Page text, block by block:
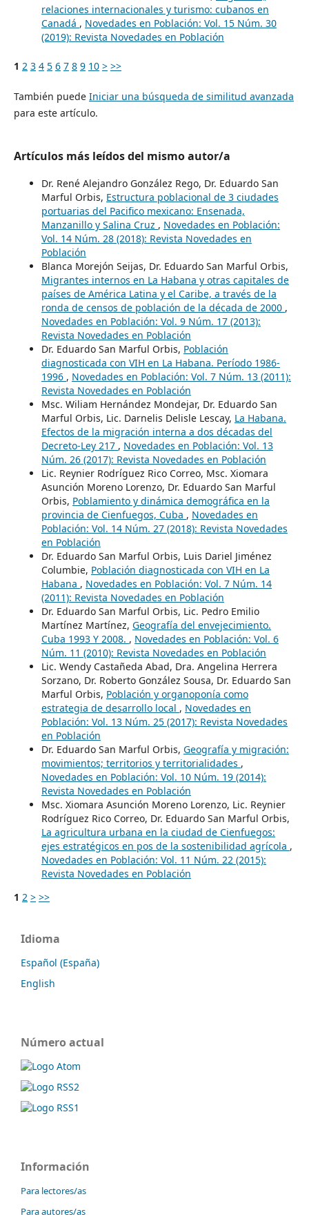
relaciones internacionales y turismo: cubanos en
Canadá , Novedades en Población: Vol. 15 Núm. 30
(2019): Revista Novedades en Población
1 2 3 4 5 6 7 8 9 10 > >>
También puede Iniciar una búsqueda de similitud avanzada
para este artículo.
Artículos más leídos del mismo autor/a
Dr. René Alejandro González Rego, Dr. Eduardo San
Marful Orbis, Estructura poblacional de 3 ciudades
portuarias del Pacifico mexicano: Ensenada,
Manzanillo y Salina Cruz , Novedades en Población:
Vol. 14 Núm. 28 (2018): Revista Novedades en
Población
Blanca Morejón Seijas, Dr. Eduardo San Marful Orbis,
Migrantes internos en La Habana y otras capitales de
países de América Latina y el Caribe, a través de la
ronda de censos de población de la década de 2000 ,
Novedades en Población: Vol. 9 Núm. 17 (2013):
Revista Novedades en Población
Dr. Eduardo San Marful Orbis, Población
diagnosticada con VIH en La Habana. Período 1986-
1996 , Novedades en Población: Vol. 7 Núm. 13 (2011):
Revista Novedades en Población
Msc. Wiliam Hernández Mondejar, Dr. Eduardo San
Marful Orbis, Lic. Darnelis Delisle Lescay, La Habana.
Efectos de la migración interna a dos décadas del
Decreto-Ley 217 , Novedades en Población: Vol. 13
Núm. 26 (2017): Revista Novedades en Población
Lic. Reynier Rodríguez Rico Correo, Msc. Xiomara
Asunción Moreno Lorenzo, Dr. Eduardo San Marful
Orbis, Poblamiento y dinámica demográfica en la
provincia de Cienfuegos, Cuba , Novedades en
Población: Vol. 14 Núm. 27 (2018): Revista Novedades
en Población
Dr. Eduardo San Marful Orbis, Luis Dariel Jiménez
Columbie, Población diagnosticada con VIH en La
Habana , Novedades en Población: Vol. 7 Núm. 14
(2011): Revista Novedades en Población
Dr. Eduardo San Marful Orbis, Lic. Pedro Emilio
Martínez Martínez, Geografía del envejecimiento.
Cuba 1993 Y 2008. , Novedades en Población: Vol. 6
Núm. 11 (2010): Revista Novedades en Población
Lic. Wendy Castañeda Abad, Dra. Angelina Herrera
Sorzano, Dr. Roberto González Sousa, Dr. Eduardo San
Marful Orbis, Población y organoponía como
estrategia de desarrollo local , Novedades en
Población: Vol. 13 Núm. 25 (2017): Revista Novedades
en Población
Dr. Eduardo San Marful Orbis, Geografía y migración:
movimientos; territorios y territorialidades ,
Novedades en Población: Vol. 10 Núm. 19 (2014):
Revista Novedades en Población
Msc. Xiomara Asunción Moreno Lorenzo, Lic. Reynier
Rodríguez Rico Correo, Dr. Eduardo San Marful Orbis,
La agricultura urbana en la ciudad de Cienfuegos:
ejes estratégicos en pos de la sostenibilidad agrícola ,
Novedades en Población: Vol. 11 Núm. 22 (2015):
Revista Novedades en Población
1 2 > >>
Idioma
Español (España)
English
Número actual
Información
Para lectores/as
Para autores/as